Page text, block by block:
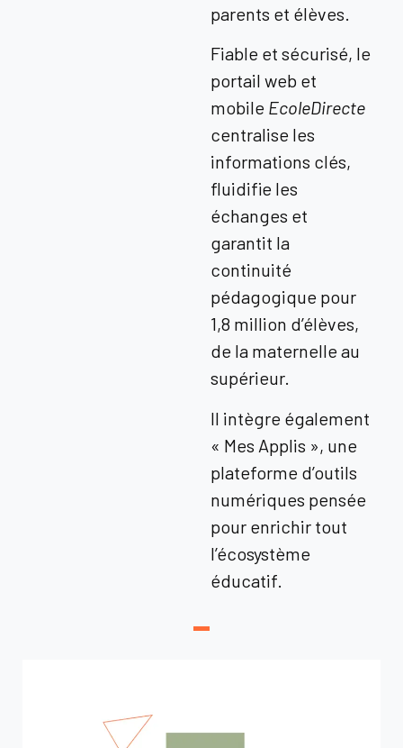
parents et élèves.
Fiable et sécurisé, le
portail web et
mobile EcoleDirecte
centralise les
informations clés,
fluidifie les
échanges et
garantit la
continuité
pédagogique pour
1,8 million d’élèves,
de la maternelle au
supérieur.
Il intègre également
« Mes Applis », une
plateforme d’outils
numériques pensée
pour enrichir tout
l’écosystème
éducatif.